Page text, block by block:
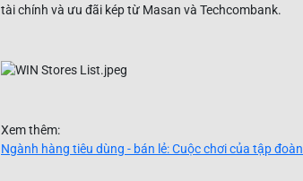
tài chính và ưu đãi kép từ Masan và Techcombank.
Xem thêm:​
Ngành hàng tiêu dùng - bán lẻ: Cuộc chơi của tập đoàn